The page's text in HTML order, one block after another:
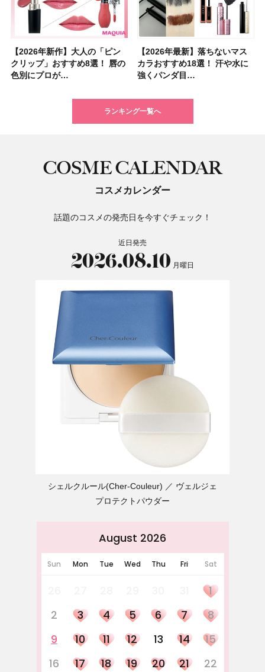
【2026年新作】大人の「ピン
クリップ」おすすめ8選！ 唇の
色別にプロが…
【2026年最新】落ちないマス
カラおすすめ18選！ 汗や水に
強くパンダ目…
【クリスマスコフレ2026】ク
リニークのホリデーコフレを一
挙紹介！ 人気…
【2026夏】「大人のニキビケ
ア」ランキングTOP5！＜マキ
アビューティ…
【2026年最新】落ちないマス
カラおすすめ18選！ 汗や水に
強くパンダ目…
シャネルの新作リップ「ルージ
ュ ココ イドゥラ グロス」全15
色スウォッ…
【石井美保さん・50歳のボディ
ケア愛用品16選】首・手・バス
トのパーツケ…
【ニベア】美容液リップクリー
ム＆ボディスクラブが新登場！
大人気の色付き…
【石井美保さんのおすすめお菓
子＆お茶10選】手土産にもぴっ
たり
【40代以上におすすめのプロテ
イン10選】美と健康に不可欠な
タンパク質を…
【2026年夏】小顔に見えるボ
ブの髪型37選！ レイヤー・切
りっぱなしな…
【最新】髪のうねり・広がり・
くせ毛におすすめのシャンプー
17選
【ILLIT（アイリット）ライブ
レポ】TOYOTA ARENA
TOKY…
【無印良品】スキンケア×衣料
素材の最強タッグで実現！ 着
るだけで保湿でき…
【ルナソルアイシャドウ】アイ
カラーレーションN新色・限定
色をイエベ・ブ…
ツヤ好きの人生チーク！エナモ
ル メロウメルティングチーク
限定〈102 ロ…
ランキング一覧へ
COSME CALENDAR
コスメカレンダー
話題のコスメの発売日を今すぐチェック！
近日発売
2026.08.10 月曜日
シェルクルール(Cher-Couleur)
ヴェルジェ
プロテクトパウダー
August 2026
Sun Mon Tue Wed Thu Fri Sat
1
2
3 4 5 6 7
8
9
10 11 12 13 14
15
16
17 18 19 20 21
22